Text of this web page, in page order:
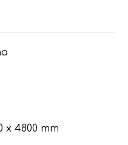
x 4800 mm